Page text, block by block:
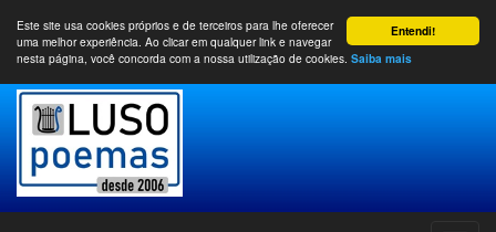
Entendi!
Este site usa cookies próprios e de terceiros para lhe oferecer
uma melhor experiência. Ao clicar em qualquer link e navegar
nesta página, você concorda com a nossa utilização de cookies. Saiba mais